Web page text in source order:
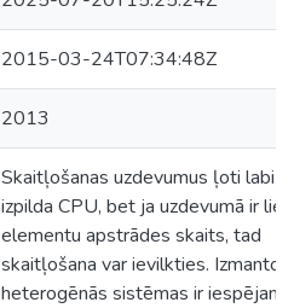
2015-03-24T07:34:48Z
2013
Skaitļošanas uzdevumus ļoti labi
izpilda CPU, bet ja uzdevumā ir
elementu apstrādes skaits, tad
skaitļošana var ievilkties.
heterogēnās sistēmas ir iespējams